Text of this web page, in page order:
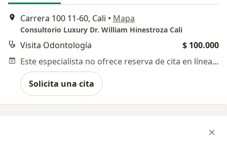
Carrera 100 11-60, Cali • Mapa
Consultorio Luxury Dr. William Hinestroza Cali
Visita Odontología
$ 100.000
Este especialista no ofrece reserva de cita en línea en esta dirección.
Solicita una cita